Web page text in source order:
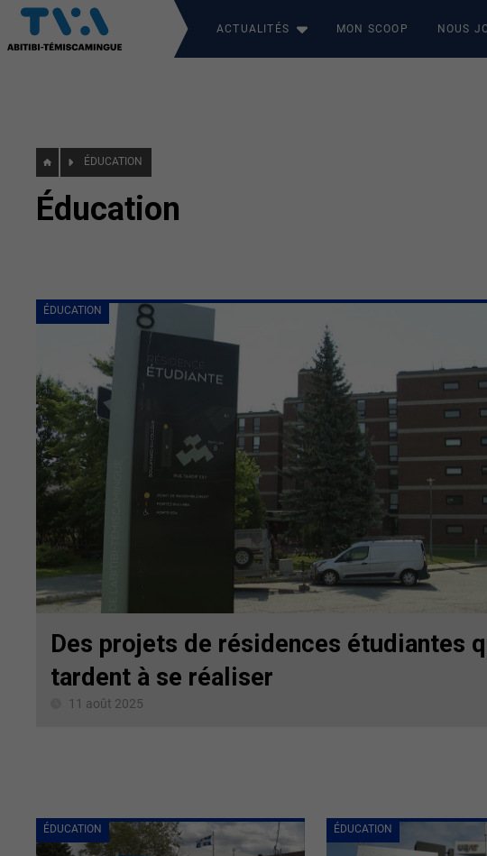
ACTUALITÉS MON SCOOP NOUS
ÉDUCATION
Éducation
ÉDUCATION
Des projets de résidences étudiantes
tardent à se réaliser
11 août 2025
ÉDUCATION ÉDUCATION